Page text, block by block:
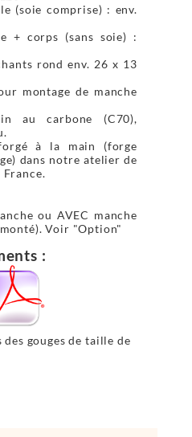
(soie comprise) : env.
+ corps (sans soie) :
rond env. 26 x 13
montage de manche
au carbone (C70),
à la main (forge
dans notre atelier de
France.
ou AVEC manche
Voir "Option"
:
des gouges de taille de